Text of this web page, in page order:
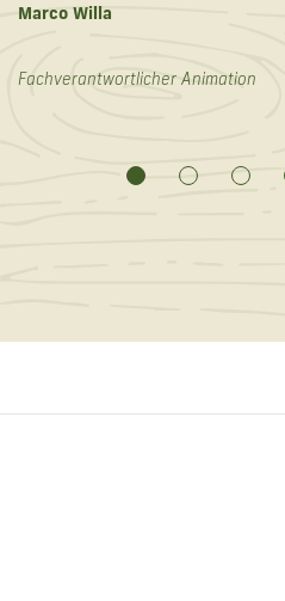
Marco Willa
Fachverantwortlicher Animation